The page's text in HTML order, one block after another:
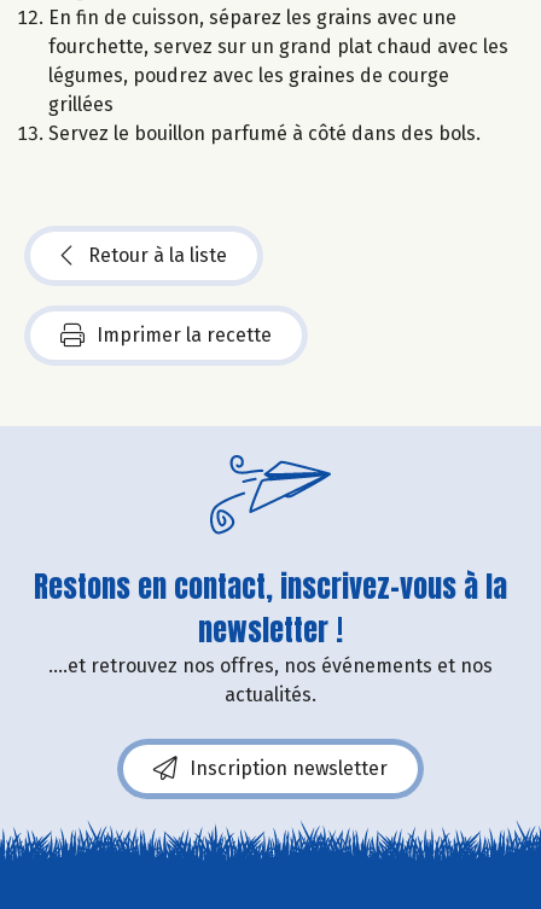
En fin de cuisson, séparez les grains avec une
fourchette, servez sur un grand plat chaud avec les
légumes, poudrez avec les graines de courge
grillées
Servez le bouillon parfumé à côté dans des bols.
Retour à la liste
Imprimer la recette
Restons en contact, inscrivez-vous à la
newsletter !
....et retrouvez nos offres, nos événements et nos
actualités.
Inscription newsletter